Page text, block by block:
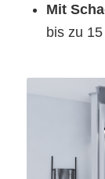
Mit
bis zu